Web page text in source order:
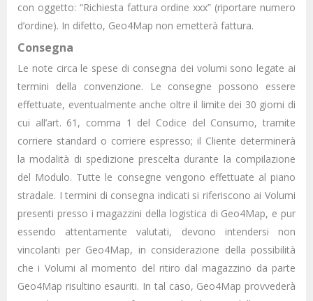
con oggetto: “Richiesta fattura ordine xxx” (riportare numero
d’ordine). In difetto, Geo4Map non emetterà fattura.
Consegna
Le note circa le spese di consegna dei volumi sono legate ai
termini della convenzione. Le consegne possono essere
effettuate, eventualmente anche oltre il limite dei 30 giorni di
cui all’art. 61, comma 1 del Codice del Consumo, tramite
corriere standard o corriere espresso; il Cliente determinerà
la modalità di spedizione prescelta durante la compilazione
del Modulo. Tutte le consegne vengono effettuate al piano
stradale. I termini di consegna indicati si riferiscono ai Volumi
presenti presso i magazzini della logistica di Geo4Map, e pur
essendo attentamente valutati, devono intendersi non
vincolanti per Geo4Map, in considerazione della possibilità
che i Volumi al momento del ritiro dal magazzino da parte
Geo4Map risultino esauriti. In tal caso, Geo4Map provvederà